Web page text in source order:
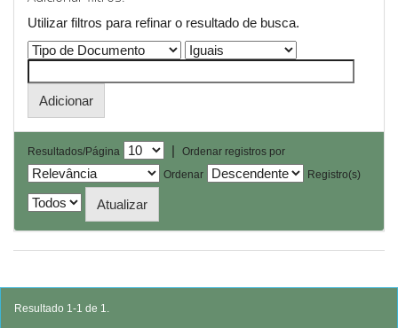
Utilizar filtros para refinar o resultado de busca.
Resultados/Página |
Ordenar registros por
Ordenar
Registro(s)
Resultado 1-1 de 1.